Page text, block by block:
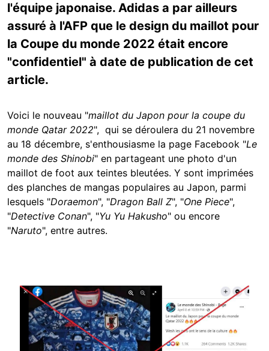
l'équipe japonaise. Adidas a par ailleurs
assuré à l'AFP que le design du maillot pour
la Coupe du monde 2022 était encore
"confidentiel" à date de publication de cet
article.
Voici le nouveau "maillot du Japon pour la coupe du
monde Qatar 2022", qui se déroulera du 21 novembre
au 18 décembre, s'enthousiasme la page Facebook "Le
monde des Shinobi" en partageant une photo d'un
maillot de foot aux teintes bleutées. Y sont imprimées
des planches de mangas populaires au Japon, parmi
lesquels "Doraemon", "Dragon Ball Z", "One Piece",
"Detective Conan", "Yu Yu Hakusho" ou encore
"Naruto", entre autres.
Image